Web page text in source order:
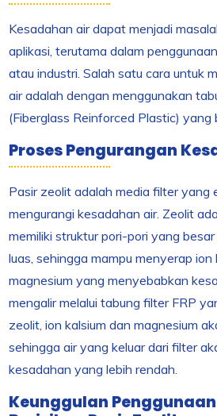
Kesadahan air dapat menjadi
aplikasi, terutama dalam
atau industri. Salah satu cara untuk
air adalah dengan menggunakan
(Fiberglass Reinforced Plastic) yang
Proses Pengurangan
Pasir zeolit adalah media filter yang
mengurangi kesadahan air. Zeolit
memiliki struktur pori-pori yang
luas, sehingga mampu menyerap ion
magnesium yang menyebabkan
mengalir melalui tabung filter FRP
zeolit, ion kalsium dan magnesium
sehingga air yang keluar dari filter
kesadahan yang lebih rendah.
Keunggulan Penggunaan